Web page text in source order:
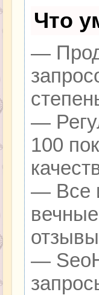
Что
—
—
100
— Все
—